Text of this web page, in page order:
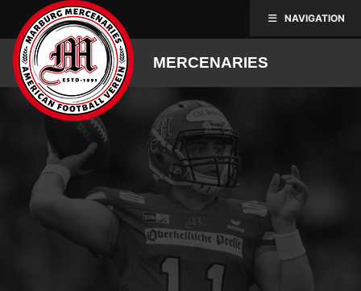
content
MERCENARIES
NAVIGATION